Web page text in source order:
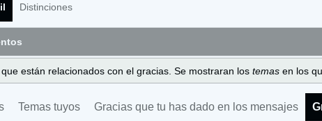
Distinciones
están relacionados con el gracias. Se mostraran los temas en los
Temas tuyos Gracias que tu has dado en los mensajes